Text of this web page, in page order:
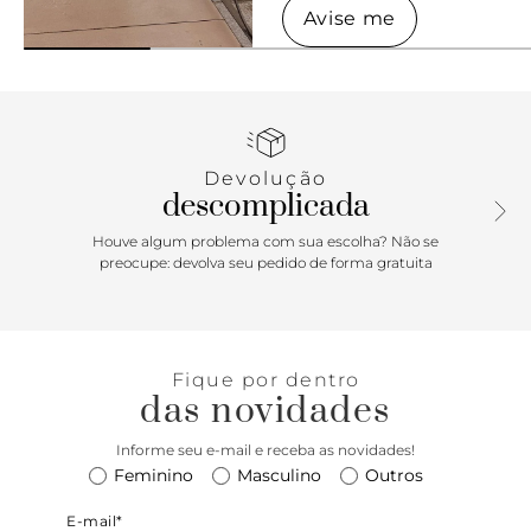
Avise me
Avise me
Devolução
descomplicada
Houve algum problema com sua escolha? Não se
preocupe: devolva seu pedido de forma gratuita
Fique por dentro
das novidades
Informe seu e-mail e receba as novidades!
Feminino Masculino Outros
E-mail*